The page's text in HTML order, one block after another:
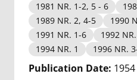
1981 NR. 1-2, 5 - 6
1989 NR. 2, 4-5
1990
1991 NR. 1-6
1992
1994 NR. 1
1996 NR.
Publication Date: